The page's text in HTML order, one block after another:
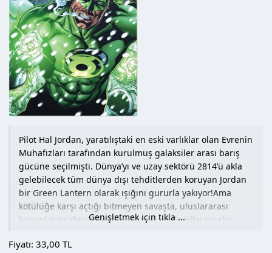
Pilot Hal Jordan, yaratılıştaki en eski varlıklar olan Evrenin
Muhafızları tarafından kurulmuş galaksiler arası barış
gücüne seçilmişti. Dünya’yı ve uzay sektörü 2814’ü akla
gelebilecek tüm dünya dışı tehditlerden koruyan Jordan
bir Green Lantern olarak ışığını gururla yakıyor!Ama
kötülüğe karşı açtığı bitmeyen savaşta, uluslararası
kanunlar ne derse desin, ne kural ne de ülke sınırları
sırada adam öldürme ile suçlandığında kendisini bir
Genişletmek için tıkla ...
Fiyatı: 33,00 TL